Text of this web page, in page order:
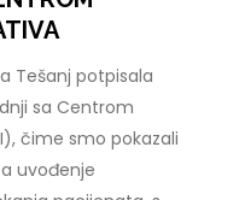
Tešanj potpisala
sa Centrom
čime smo pokazali
uvođenje